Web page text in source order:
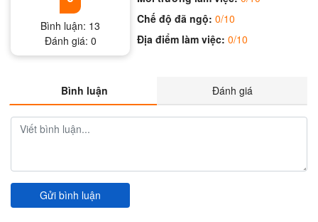
Bình luận: 13
Đánh giá: 0
Chế độ đã ngộ:0/10
Địa điểm làm việc:0/10
Bình luận Đánh giá
Gửi bình luận